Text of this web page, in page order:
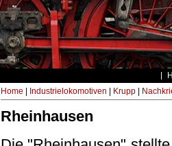
Home Industrielokomotiven Krupp|
Rheinhausen